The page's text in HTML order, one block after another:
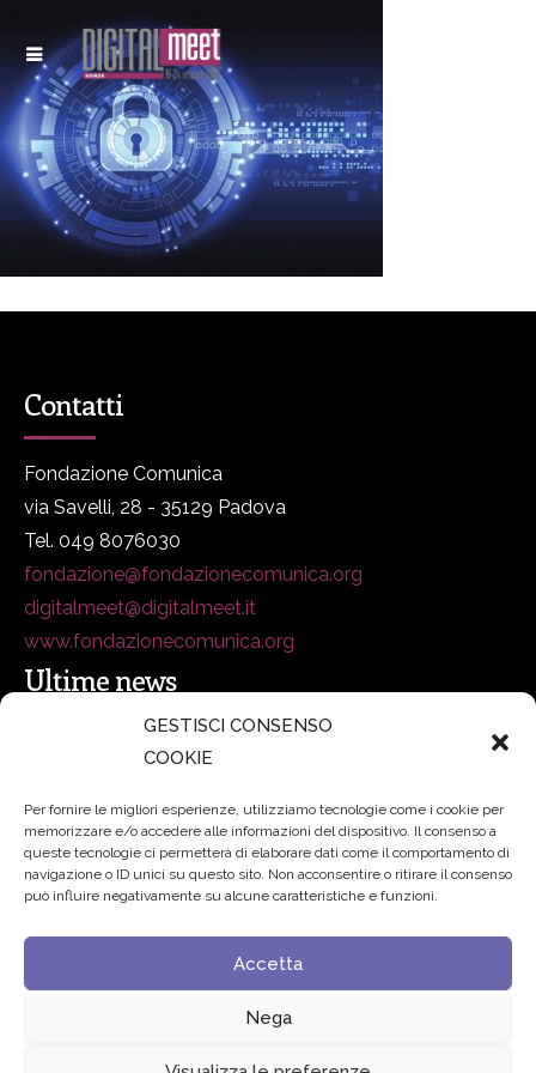
GESTISCI CONSENSO
COOKIE
Per fornire le migliori esperienze, utilizziamo tecnologie come i cookie per
memorizzare e/o accedere alle informazioni del dispositivo. Il consenso a
queste tecnologie ci permetterà di elaborare dati come il comportamento di
navigazione o ID unici su questo sito. Non acconsentire o ritirare il consenso
può influire negativamente su alcune caratteristiche e funzioni.
Accetta
Nega
Contatti
Fondazione Comunica
via Savelli, 28 - 35129 Padova
Tel. 049 8076030
fondazione@fondazionecomunica.org
digitalmeet@digitalmeet.it
www.fondazionecomunica.org
Ultime news
secsolutionforum 2026: è Bologna la nuova capitale
Padre Benanti: «Intelligenza artificiale? Contro i nuovi
algoritmi del potere serve una governance condivisa»
Edvance – Digital Education Hub Higher Education